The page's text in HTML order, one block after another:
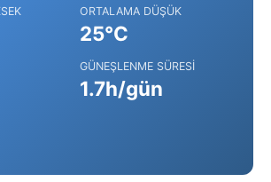
ORTALAMA DÜŞÜK
25°C
GÜNEŞLENME SÜRESI
1.7h/gün